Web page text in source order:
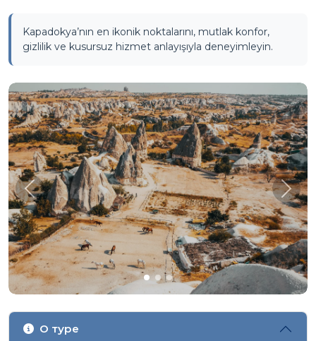
Kapadokya’nın en ikonik noktalarını, mutlak konfor,
gizlilik ve kusursuz hizmet anlayışıyla deneyimleyin.
Önceki
О туре